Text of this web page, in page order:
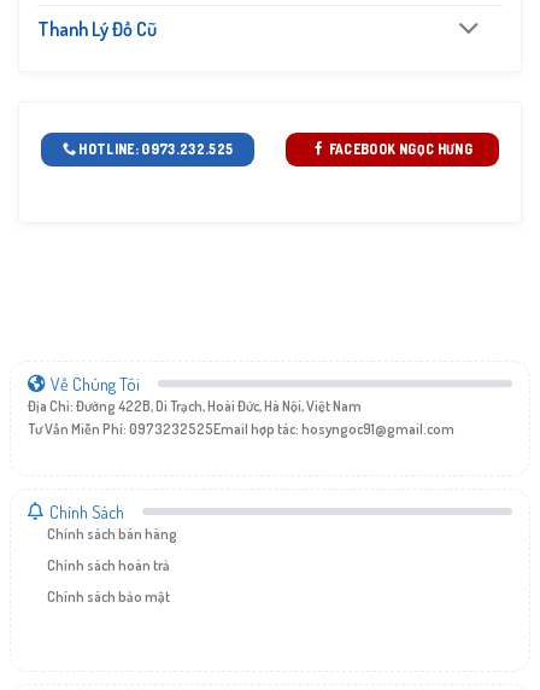
Thanh Lý Đồ Cũ
HOTLINE: 0973.232.525 FACEBOOK NGỌC HƯNG
Về Chúng Tôi
Địa Chỉ: Đường 422B, Di Trạch, Hoài Đức, Hà Nội, Việt Nam
Tư Vấn Miễn Phí: 0973232525Email hợp tác: hosyngoc91@gmail.com
Chính Sách
Chính sách bán hàng
Chính sách hoàn trả
Chính sách bảo mật